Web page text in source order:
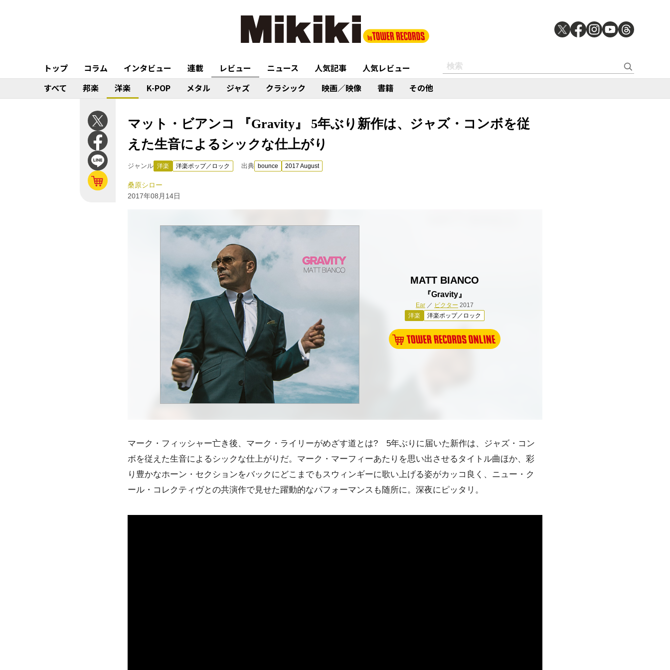
トップ コラム インタビュー 連載 レビュー ニュース 人気記事
人気レビュー
すべて
邦楽 洋楽 K-POP メタル ジャズ クラシック 映画／映像 書籍 その他
マット・ビアンコ 『Gravity』 5年ぶり新作は、ジャズ・コンボを従
えた生音によるシックな仕上がり
ジャンル 洋楽 洋楽ポップ／ロック 出典 bounce 2017 August
桑原シロー
2017年08月14日
MATT BIANCO
『Gravity』
Ear ／ ビクター 2017
洋楽
洋楽ポップ／ロック
マーク・フィッシャー亡き後、マーク・ライリーがめざす道とは? 5年ぶりに届いた新作は、ジャズ・コン
ボを従えた生音によるシックな仕上がりだ。マーク・マーフィーあたりを思い出させるタイトル曲ほか、彩
り豊かなホーン・セクションをバックにどこまでもスウィンギーに歌い上げる姿がカッコ良く、ニュー・ク
ール・コレクティヴとの共演作で見せた躍動的なパフォーマンスも随所に。深夜にピッタリ。